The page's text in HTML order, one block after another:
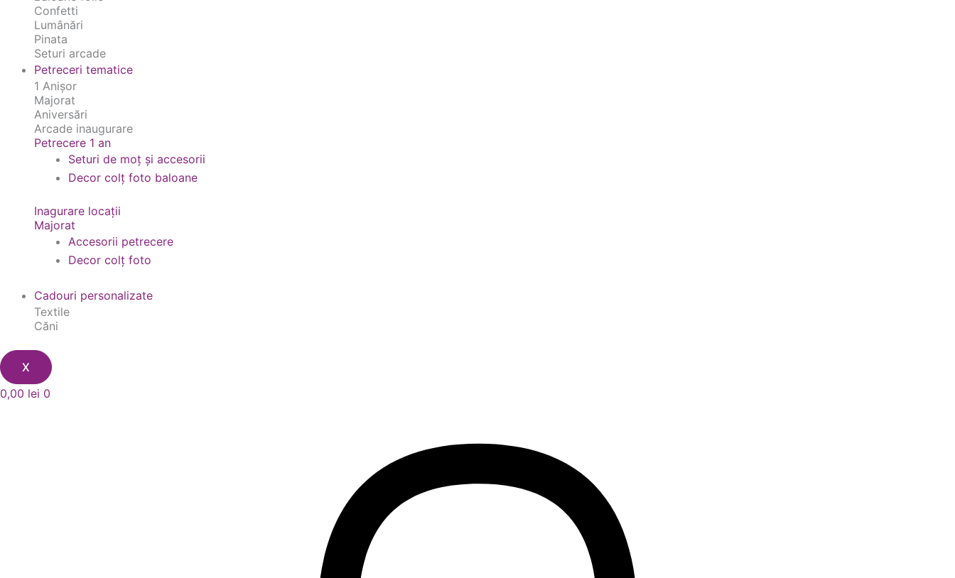
Confetti
Lumânări
Pinata
Seturi arcade
Petreceri tematice
1 Anișor
Majorat
Aniversări
Arcade inaugurare
Petrecere 1 an
Seturi de moț și accesorii
Decor colț foto baloane
Inagurare locații
Majorat
Accesorii petrecere
Decor colț foto
Cadouri personalizate
Textile
Căni
X
0,00 lei 0